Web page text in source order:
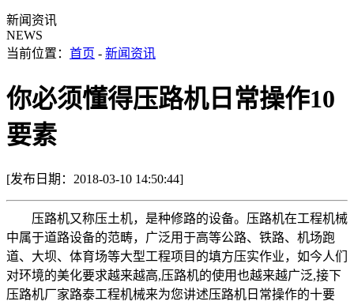
新闻资讯
NEWS
当前位置： 首页 - 新闻资讯
你必须懂得压路机日常操作10
要素
[发布日期：2018-03-10 14:50:44]
压路机又称压土机，是种修路的设备。压路机在工程机械
中属于道路设备的范畴，广泛用于高等公路、铁路、机场跑
道、大坝、体育场等大型工程项目的填方压实作业，如今人们
对环境的美化要求越来越高,压路机的使用也越来越广泛,接下
压路机厂家路泰工程机械来为您讲述压路机日常操作的十要